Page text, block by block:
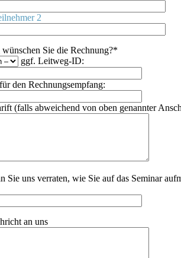
2
Sie die Rechnung?*
ggf. Leitweg-ID:
den Rechnungsempfang:
(falls abweichend von oben genannter
Sie uns verraten, wie Sie auf das Seminar
an uns